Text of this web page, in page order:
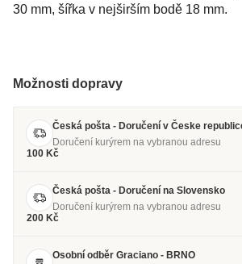
30 mm, šířka v nejširším bodě 18 mm.
Možnosti dopravy
Česká pošta - Doručení v Česke
Doručení kurýrem na vybranou adresu
100 Kč
Česká pošta - Doručení na Slovensko
Doručení kurýrem na vybranou adresu
200 Kč
Osobní odběr Graciano - BRNO